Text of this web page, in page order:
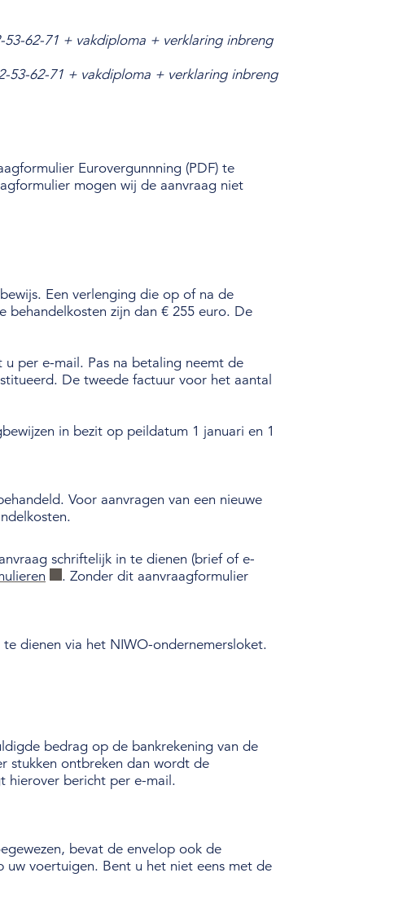
62-71 + vakdiploma + verklaring inbreng
53-62-71 + vakdiploma + verklaring inbreng
Eurovergunnning (PDF) te
mogen wij de aanvraag niet
Een verlenging die op of na de
zijn dan € 255 euro. De
per e-mail. Pas na betaling neemt de
De tweede factuur voor het aantal
in bezit op peildatum 1 januari en 1
Voor aanvragen van een nieuwe
schriftelijk in te dienen (brief of e-
. Zonder dit aanvraagformulier
dienen via het NIWO-ondernemersloket.
bedrag op de bankrekening van de
stukken ontbreken dan wordt de
hierover bericht per e-mail.
bevat de envelop ook de
uw voertuigen. Bent u het niet eens met de